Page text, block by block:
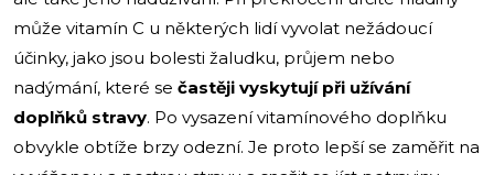
může vitamín C u některých lidí vyvolat nežádoucí
účinky, jako jsou bolesti žaludku, průjem nebo
nadýmání, které se častěji vyskytují při užívání
doplňků stravy. Po vysazení vitamínového doplňku
obvykle obtíže brzy odezní. Je proto lepší se zaměřit na